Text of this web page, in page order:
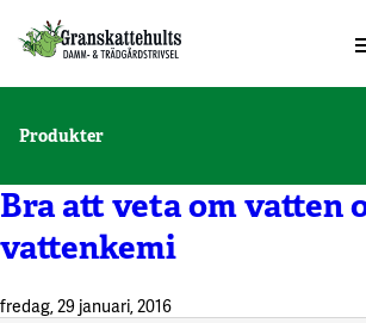
Produkter
Bra att veta om vatten
vattenkemi
fredag, 29 januari, 2016